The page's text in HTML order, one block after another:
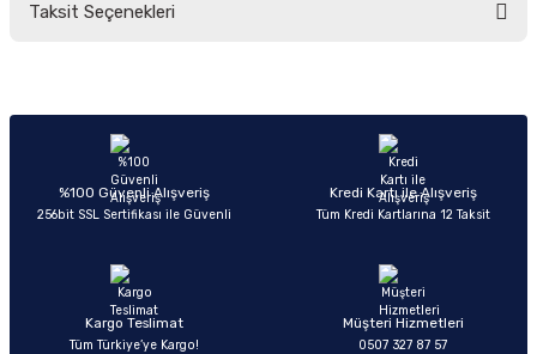
Taksit Seçenekleri
%100 Güvenli Alışveriş
256bit SSL Sertifikası ile Güvenli
Kredi Kartı ile Alışveriş
Tüm Kredi Kartlarına 12 Taksit
Kargo Teslimat
Tüm Türkiye’ye Kargo!
Müşteri Hizmetleri
0507 327 87 57